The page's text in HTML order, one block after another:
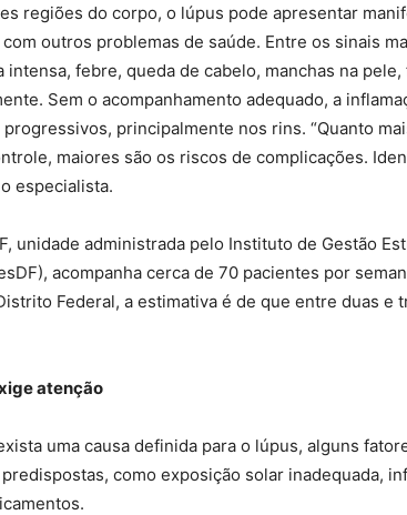
regiões do corpo, o lúpus pode apresentar
outros problemas de saúde. Entre os sinais
intensa, febre, queda de cabelo, manchas na
Sem o acompanhamento adequado, a
principalmente nos rins. “Quanto
maiores são os riscos de complicações.
especialista.
unidade administrada pelo Instituto de Gestão
acompanha cerca de 70 pacientes por
Federal, a estimativa é de que entre duas e
atenção
uma causa definida para o lúpus, alguns
como exposição solar inadequada,